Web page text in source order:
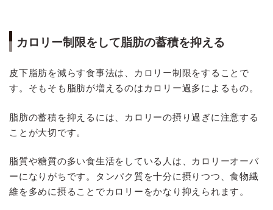
カロリー制限をして脂肪の蓄積を抑える
皮下脂肪を減らす食事法は、カロリー制限をすることで
す。そもそも脂肪が増えるのはカロリー過多によるもの。
脂肪の蓄積を抑えるには、カロリーの摂り過ぎに注意する
ことが大切です。
脂質や糖質の多い食生活をしている人は、カロリーオーバ
ーになりがちです。タンパク質を十分に摂りつつ、食物繊
維を多めに摂ることでカロリーをかなり抑えられます。